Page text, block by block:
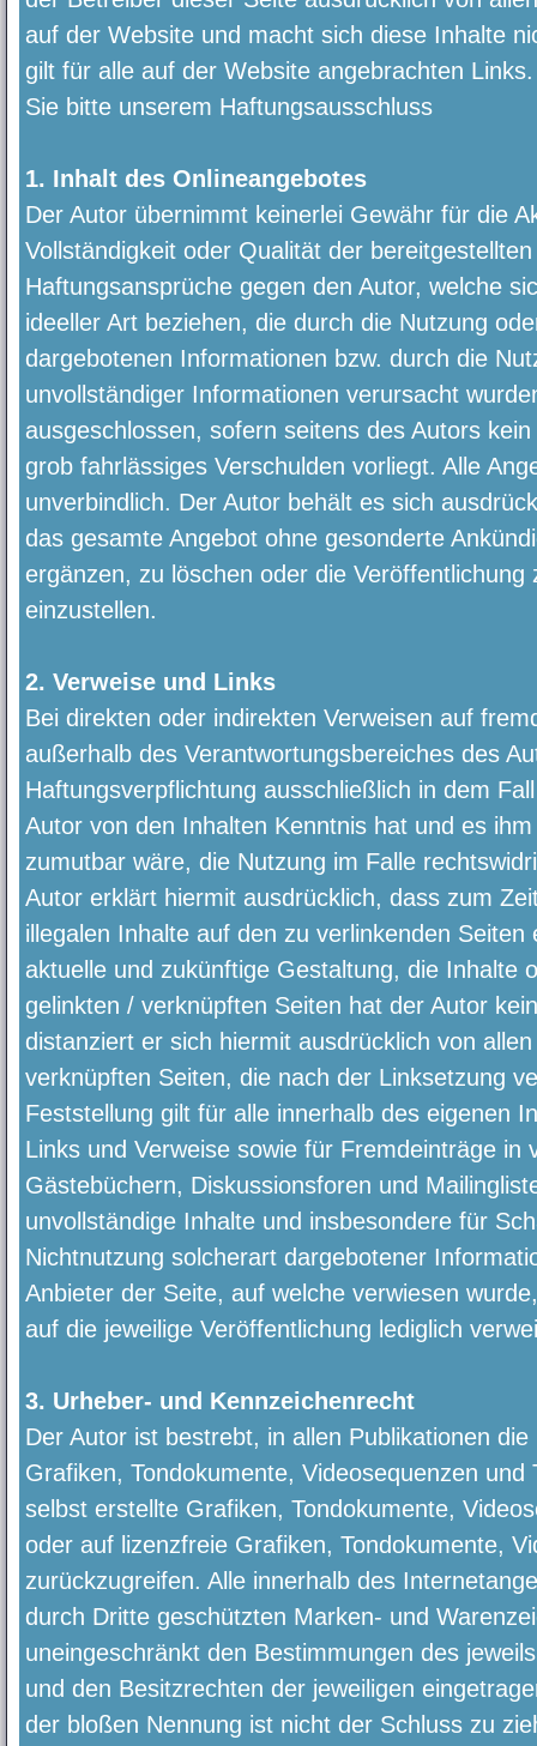
auf der Website und macht sich diese Inhalte
gilt für alle auf der Website angebrachten
Sie bitte unserem Haftungsausschluss
1. Inhalt des Onlineangebotes
Der Autor übernimmt keinerlei Gewähr für die
Vollständigkeit oder Qualität der
Haftungsansprüche gegen den Autor, welche
ideeller Art beziehen, die durch die Nutzung
dargebotenen Informationen bzw. durch die
unvollständiger Informationen verursacht
ausgeschlossen, sofern seitens des Autors
grob fahrlässiges Verschulden vorliegt. Alle
unverbindlich. Der Autor behält es sich
das gesamte Angebot ohne gesonderte
ergänzen, zu löschen oder die Veröffentlichung
einzustellen.
2. Verweise und Links
Bei direkten oder indirekten Verweisen auf
außerhalb des Verantwortungsbereiches des
Haftungsverpflichtung ausschließlich in dem
Autor von den Inhalten Kenntnis hat und es
zumutbar wäre, die Nutzung im Falle
Autor erklärt hiermit ausdrücklich, dass zum
illegalen Inhalte auf den zu verlinkenden
aktuelle und zukünftige Gestaltung, die Inhalte
gelinkten / verknüpften Seiten hat der Autor
distanziert er sich hiermit ausdrücklich von
verknüpften Seiten, die nach der Linksetzung
Feststellung gilt für alle innerhalb des eigenen
Links und Verweise sowie für Fremdeinträge in
Gästebüchern, Diskussionsforen und
unvollständige Inhalte und insbesondere für
Nichtnutzung solcherart dargebotener
Anbieter der Seite, auf welche verwiesen
auf die jeweilige Veröffentlichung lediglich
3. Urheber- und Kennzeichenrecht
Der Autor ist bestrebt, in allen Publikationen
Grafiken, Tondokumente, Videosequenzen
selbst erstellte Grafiken, Tondokumente,
oder auf lizenzfreie Grafiken, Tondokumente,
zurückzugreifen. Alle innerhalb des
durch Dritte geschützten Marken- und
uneingeschränkt den Bestimmungen des
und den Besitzrechten der jeweiligen
der bloßen Nennung ist nicht der Schluss zu